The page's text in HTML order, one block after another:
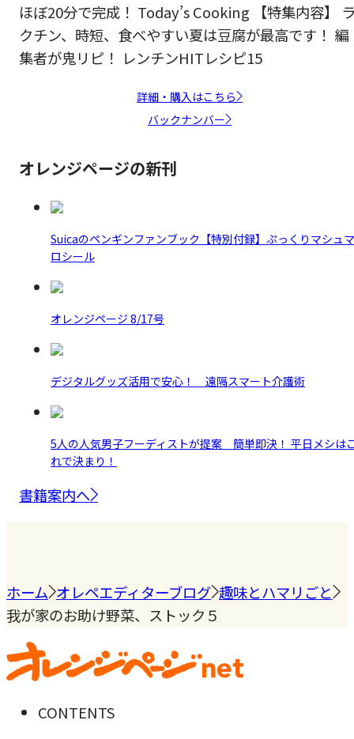
ほぼ20分で完成！ Today’s Cooking 【特集内容】
クチン、時短、食べやすい夏は豆腐が最高です！ 編
集者が鬼リピ！ レンチンHITレシピ15
詳細・購入はこちら
バックナンバー
オレンジページの新刊
Suicaのペンギンファンブック【特別付録】ぷっくりマシュマ
ロシール
オレンジページ 8/17号
デジタルグッズ活用で安心！ 遠隔スマート介護術
5人の人気男子フーディストが提案 簡単即決！ 平日メシは
れで決まり！
書籍案内へ
ホーム オレペエディターブログ 趣味とハマリごと
我が家のお助け野菜、ストック５
CONTENTS